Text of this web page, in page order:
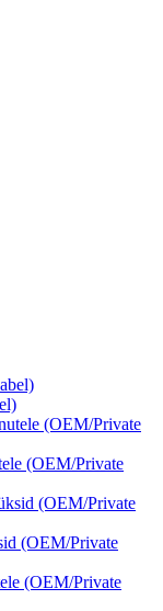
(OEM/Private
(OEM/Private